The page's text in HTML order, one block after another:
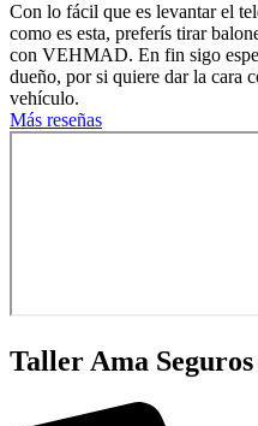
Con lo fácil que es levantar el
como es esta, preferís tirar
con VEHMAD. En fin sigo
dueño, por si quiere dar la cara
vehículo.
Más reseñas
Taller Ama Seguros